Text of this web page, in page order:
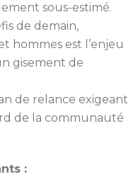
sous-estimé.
de demain,
hommes est l’enjeu
gisement de
de relance exigeant
de la communauté
: